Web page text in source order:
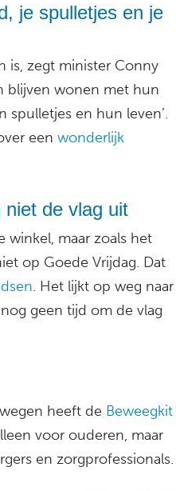
je spulletjes en je
is, zegt minister Conny
blijven wonen met hun
en hun leven’.
een wonderlijk
niet de vlag uit
winkel, maar zoals het
op Goede Vrijdag. Dat
. Het lijkt op weg naar
geen tijd om de vlag
heeft de Beweegkit
voor ouderen, maar
en zorgprofessionals.